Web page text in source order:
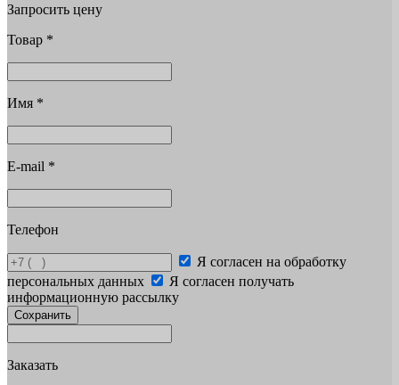
Запросить цену
Товар *
Имя *
E-mail *
Телефон
Я согласен на обработку
персональных данных
Я согласен получать
информационную рассылку
Сохранить
Заказать